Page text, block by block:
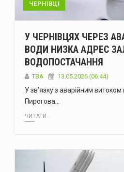
ЧЕРНІВЦІ
У ЧЕРНІВЦЯХ ЧЕРЕЗ
ВОДИ НИЗКА АДРЕС
ВОДОПОСТАЧАННЯ
ТВА 13.05.2026 (06:44)
У зв’язку з аварійним
Пирогова…
ЧИТАТИ...